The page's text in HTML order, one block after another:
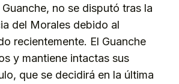
no se disputó tras la
del Morales debido al
recientemente. El Guanche
y mantiene intactas sus
que se decidirá en la última